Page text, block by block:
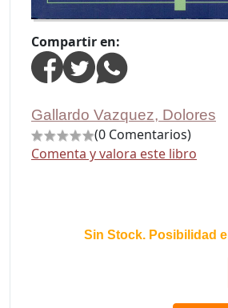
Compartir en:
Gallardo Vazquez, Dolores
(0 Comentarios)
Comenta y valora este libro
Sin Stock. Posibilidad